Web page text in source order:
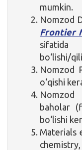
mumkin.
Nomzod
Frontier
sifatida
bo‘lishi/
Nomzod
o‘qishi
Nomzod
baholar
bo‘lishi
Materials